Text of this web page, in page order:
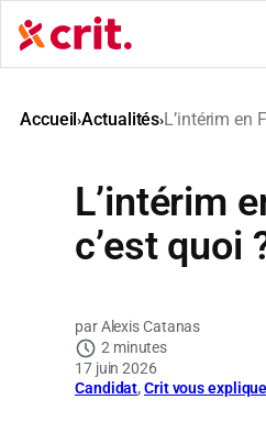
Aller
au
contenu
Accueil›Actualités›L’intérim en
L’intérim
c’est quoi
Alexis Catanas
2 minutes
17 juin 2026
Candidat, Crit vous explique